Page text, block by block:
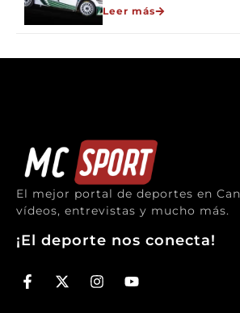
Leer más
El mejor portal de deportes en
vídeos, entrevistas y mucho más.
¡El deporte nos conecta!